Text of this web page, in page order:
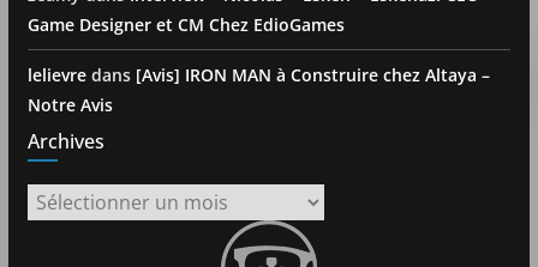
Game Designer et CM Chez EdioGames
lelievredans [Avis] IRON MAN à Construire chez Altaya –
Notre Avis
Archives
Archives